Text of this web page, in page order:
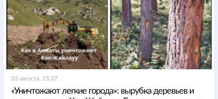
03 августа, 15:37
«Уничтожают легкие города»: вырубка деревьев и